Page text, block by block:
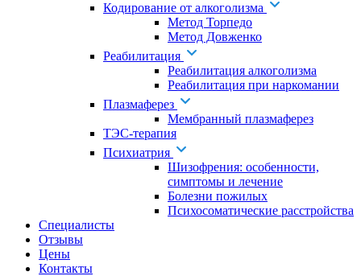
Кодирование от алкоголизма
Метод Торпедо
Метод Довженко
Реабилитация
Реабилитация алкоголизма
Реабилитация при наркомании
Плазмаферез
Мембранный плазмаферез
ТЭС-терапия
Психиатрия
Шизофрения: особенности,
симптомы и лечение
Болезни пожилых
Психосоматические расстройства
Специалисты
Отзывы
Цены
Контакты